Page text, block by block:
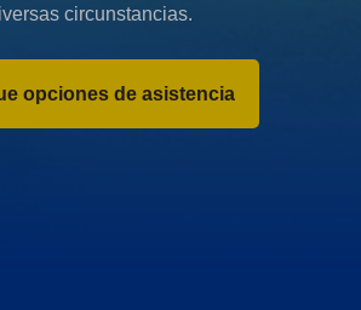
circunstancias.
opciones de asistencia